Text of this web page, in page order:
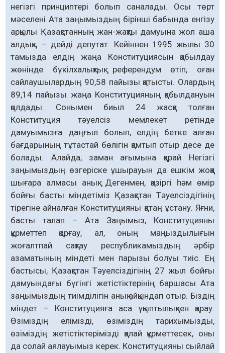
негізгі принциптері болып саналады. Осы төрт
мәселені Ата заңымыздың бірінші бабында енгізу
арқылы Қазақстанның жан-жақты дамуына жол аша
алдық», – дейді депутат. Кейіннен 1995 жылы 30
тамызда елдің жаңа Конституциясын қабылдау
жөнінде бүкілхалықтық референдум өтіп, оған
сайлаушылардың 90,58 пайызы қатысты. Олардың
89,14 пайызы жаңа Конституцияның қабылдануын
қолдады. Сонымен биыл 24 жасқа толған
Конституция тәуелсіз мемлекет ретінде
дамуымызға даңғыл болып, елдің бетке алған
бағдарының тұтастай бөлігін қамтып отыр десе де
болады. Алайда, заман ағымына қарай Негізгі
заңымыздың өзгеріске ұшырауын да ешкім жоққа
шығара алмасы анық. Дегенмен, қазіргі һәм өмір
бойғы басты міндетіміз Қазақстан Тәуелсіздігінің
тірегіне айналған Конституцияны қатаң ұстану. Яғни,
басты талап – Ата Заңымыз, Конституцияны
құрметтеп қорғау, ал, оның маңыздылығын
жоғалтпай сақтау республикамыздың әрбір
азаматының міндеті мен парызы болуы тиіс. Ең
бастысы, Қазақстан Тәуелсіздігінің 27 жыл бойғы
дамуындағы бүгінгі жетістіктерінің баршасы Ата
заңымыздың тиімділігін анық айқындап отыр. Біздің
міндет – Конституцияға аса ұқыптылықпен қарау.
Өзіміздің елімізді, өзіміздің тарихымызды,
өзіміздің жетістіктерімізді қалай құрметтесек, оны
да солай аялауымыз керек. Конституцияны сыйлай